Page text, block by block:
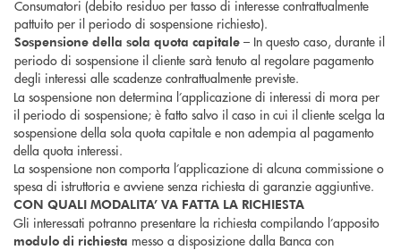
Consumatori (debito residuo per tasso di interesse contrattualmente
pattuito per il periodo di sospensione richiesto).
Sospensione della sola quota capitale – In questo caso, durante il
periodo di sospensione il cliente sarà tenuto al regolare pagamento
degli interessi alle scadenze contrattualmente previste.
La sospensione non determina l’applicazione di interessi di mora per
il periodo di sospensione; è fatto salvo il caso in cui il cliente scelga la
sospensione della sola quota capitale e non adempia al pagamento
della quota interessi.
La sospensione non comporta l’applicazione di alcuna commissione o
spesa di istruttoria e avviene senza richiesta di garanzie aggiuntive.
CON QUALI MODALITA’ VA FATTA LA RICHIESTA
Gli interessati potranno presentare la richiesta compilando l’apposito
modulo di richiesta messo a disposizione dalla Banca con